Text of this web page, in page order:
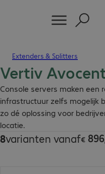
Extenders & Splitters
Vertiv
Console servers maken een
infrastructuur zelfs mogelijk
zo dé oplossing voor
locatie.
8varianten vanaf€ 896
€